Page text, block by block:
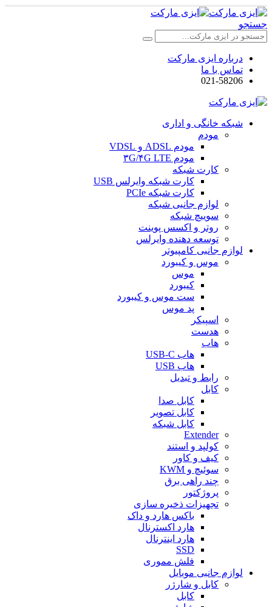
جستجو
درباره ایزی مارکت
تماس با ما
021-58206
شبکه خانگی و اداری
مودم
مودم ADSL و VDSL
مودم ۳G/۴G LTE
کارت شبکه
کارت شبکه وایرلس USB
کارت شبکه PCIe
لوازم جانبی شبکه
سوییچ شبکه
روتر و اکسس پوینت
توسعه دهنده وایرلس
لوازم جانبی کامپیوتر
موس و کیبورد
موس
کیبورد
ست موس و کیبورد
پد موس
اسپیکر
هدست
هاب
هاب USB-C
هاب USB
رابط و تبدیل
کابل
کابل صدا
کابل تصویر
کابل شبکه
Extender
کولپد و استند
کیف و کاور
سوئیچ و KWM
چند راهی برق
پروژکتور
تجهیزات ذخیره سازی
باکس هارد و داک
هارد اکسترنال
هارد اینترنال
SSD
فلش مموری
لوازم جانبی موبایل
کابل و شارژر
کابل